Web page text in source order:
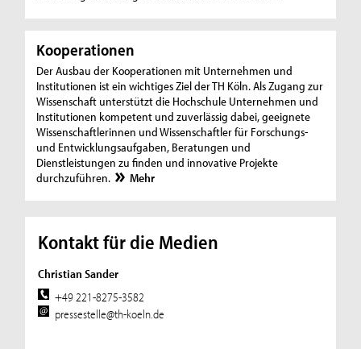
Kooperationen
Der Ausbau der Kooperationen mit Unternehmen und
Institutionen ist ein wichtiges Ziel der TH Köln. Als Zugang zur
Wissenschaft unterstützt die Hochschule Unternehmen und
Institutionen kompetent und zuverlässig dabei, geeignete
Wissenschaftlerinnen und Wissenschaftler für Forschungs-
und Entwicklungsaufgaben, Beratungen und
Dienstleistungen zu finden und innovative Projekte
durchzuführen.
Mehr
Kontakt für die Medien
Christian Sander
+49 221-8275-3582
pressestelle@th-koeln.de